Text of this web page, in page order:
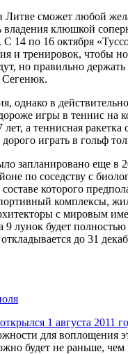
Литве сможет любой
владения клюшкой
14 по 16 октября
и тренировок, чтобы
но правильно
Сегенюк.
однако в
игры в теннис
а теннисная
играть в гольф
запланировано еще в
по соседству с
которого
комплексы,
с мировым
лунок будет
до 31
открылся 1 августа 2011
для воплощения
будет не раньше, чем